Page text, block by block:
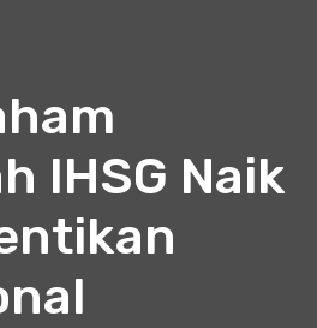
IHSG Naik